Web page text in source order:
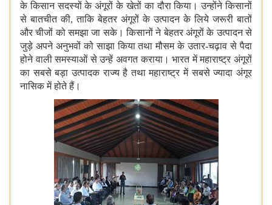
के किसान सदस्यों के अंगूरों के खेतों का दौरा किया। उन्होंने किसानों
से बातचीत की, ताकि बेहतर अंगूरों के उत्पादन के लिये जरूरी बातों
और चीजों को समझा जा सके। किसानों ने बेहतर अंगूरों के उत्पादन से
जुड़े अपने अनुभवों को साझा किया तथा मौसम के उतार-चढ़ाव से पैदा
होने वाली समस्याओं से उन्हें अवगत कराया। भारत में महाराष्ट्र अंगूरों
का सबसे बड़ा उत्पादक राज्य है तथा महाराष्ट्र में सबसे ज्यादा अंगूर
नासिक में होते हैं।